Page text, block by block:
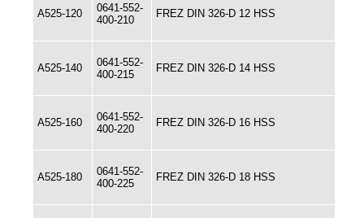
A525-120
0641-552-
400-210
FREZ DIN 326-D 12 HSS
A525-140
0641-552-
400-215
FREZ DIN 326-D 14 HSS
A525-160
0641-552-
400-220
FREZ DIN 326-D 16 HSS
A525-180
0641-552-
400-225
FREZ DIN 326-D 18 HSS